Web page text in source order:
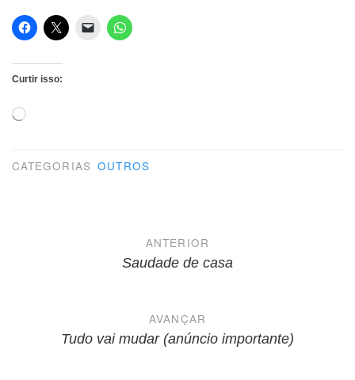
Curtir isso:
Carregando...
CATEGORIAS OUTROS
NavegaçãoANTERIOR
Saudade de casa
AVANÇAR
Tudo vai mudar (anúncio importante)